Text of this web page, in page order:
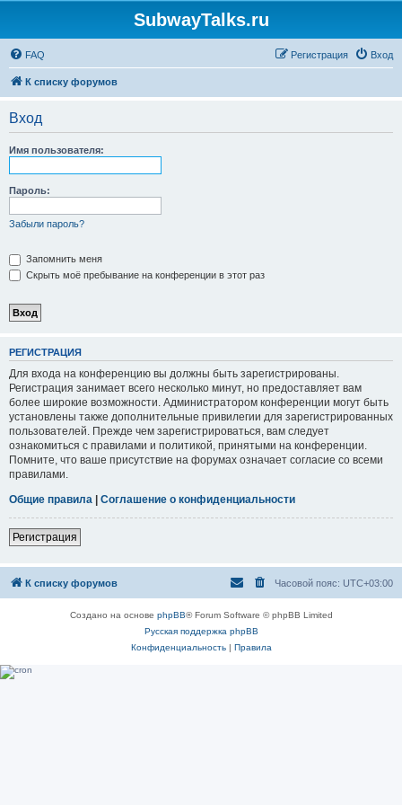
SubwayTalks.ru
FAQ Вход
Регистрация
К списку форумов
Вход
Имя пользователя:
Пароль:
Забыли пароль?
Запомнить меня
Скрыть моё пребывание на конференции в этот раз
РЕГИСТРАЦИЯ
Для входа на конференцию вы должны быть зарегистрированы.
Регистрация занимает всего несколько минут, но предоставляет вам
более широкие возможности. Администратором конференции могут быть
установлены также дополнительные привилегии для зарегистрированных
пользователей. Прежде чем зарегистрироваться, вам следует
ознакомиться с правилами и политикой, принятыми на конференции.
Помните, что ваше присутствие на форумах означает согласие со всеми
правилами.
Общие правила | Соглашение о конфиденциальности
Регистрация
К списку форумов Часовой пояс: UTC+03:00
Создано на основе phpBB® Forum Software © phpBB Limited
Русская поддержка phpBB
Конфиденциальность| Правила